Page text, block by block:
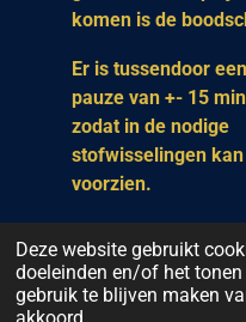
Deze website gebruikt
doeleinden en/of het
gebruik te blijven maken
akkoord.
komen is de
Er is tussendoor een
pauze van +- 15
zodat in de nodige
stofwisselingen kan
voorzien.